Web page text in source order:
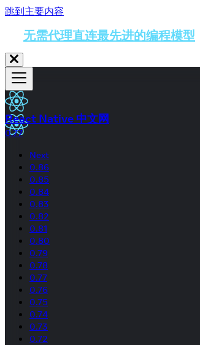
跳到主要内容
无需代理直连最先进的编程模型
React Native 中文网
0.77
Next
0.86
0.85
0.84
0.83
0.82
0.81
0.80
0.79
0.78
0.77
0.76
0.75
0.74
0.73
0.72